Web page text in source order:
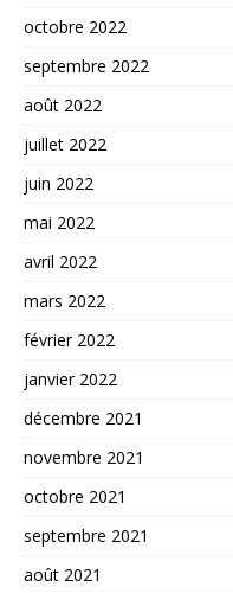
octobre 2022
septembre 2022
août 2022
juillet 2022
juin 2022
mai 2022
avril 2022
mars 2022
février 2022
janvier 2022
décembre 2021
novembre 2021
octobre 2021
septembre 2021
août 2021